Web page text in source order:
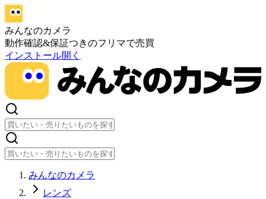
みんなのカメラ
動作確認&保証つきのフリマで売買
インストール開く
みんなのカメラ
レンズ